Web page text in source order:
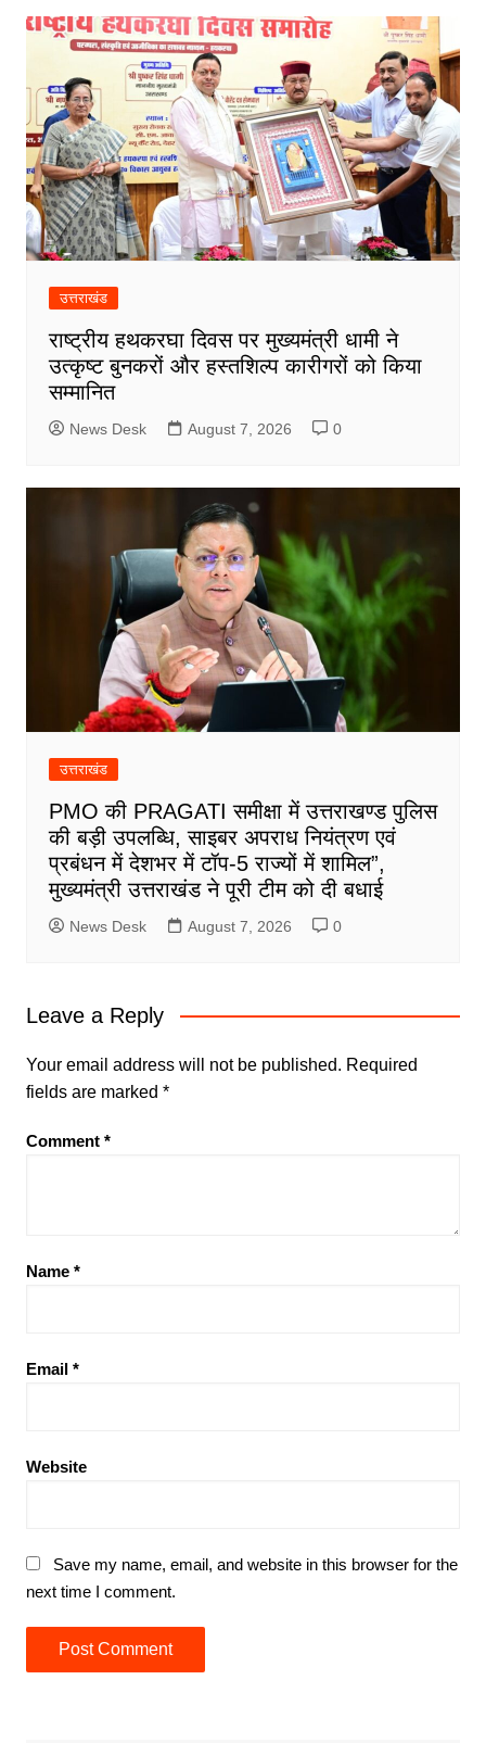
उत्तराखंड
राष्ट्रीय हथकरघा दिवस पर मुख्यमंत्री धामी ने
उत्कृष्ट बुनकरों और हस्तशिल्प कारीगरों को किया
सम्मानित
News Desk August 7, 2026 0
उत्तराखंड
PMO की PRAGATI समीक्षा में उत्तराखण्ड पुलिस
की बड़ी उपलब्धि, साइबर अपराध नियंत्रण एवं
प्रबंधन में देशभर में टॉप-5 राज्यों में शामिल”,
मुख्यमंत्री उत्तराखंड ने पूरी टीम को दी बधाई
News Desk August 7, 2026 0
Leave a Reply
Your email address will not be published. Required
fields are marked *
Comment *
Name *
Email *
Website
Save my name, email, and website in this browser for the
next time I comment.